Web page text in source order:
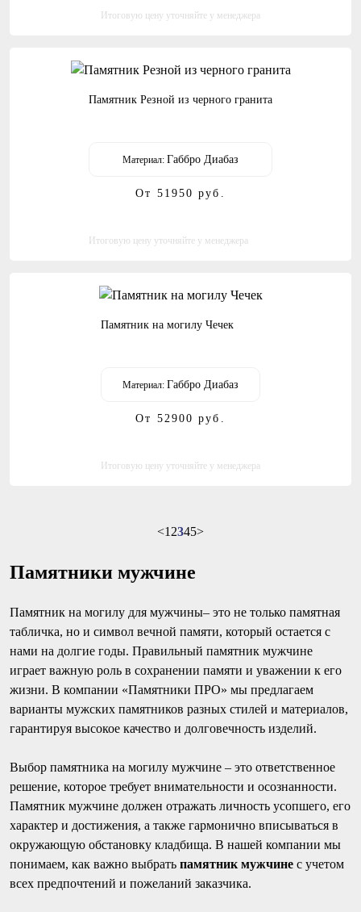
Итоговую цену уточняйте у менеджера
Памятник Резной из черного гранита
Материал: Габбро Диабаз
От 51950 руб.
Итоговую цену уточняйте у менеджера
Памятник на могилу Чечек
Материал: Габбро Диабаз
От 52900 руб.
Итоговую цену уточняйте у менеджера
<1 2345>
Памятники мужчине
Памятник на могилу для мужчины– это не только памятная
табличка, но и символ вечной памяти, который остается с
нами на долгие годы. Правильный памятник мужчине
играет важную роль в сохранении памяти и уважении к его
жизни. В компании «Памятники ПРО» мы предлагаем
варианты мужских памятников разных стилей и материалов,
гарантируя высокое качество и долговечность изделий.
Выбор памятника на могилу мужчине – это ответственное
решение, которое требует внимательности и осознанности.
Памятник мужчине должен отражать личность усопшего, его
характер и достижения, а также гармонично вписываться в
окружающую обстановку кладбища. В нашей компании мы
понимаем, как важно выбрать памятник мужчине с учетом
всех предпочтений и пожеланий заказчика.